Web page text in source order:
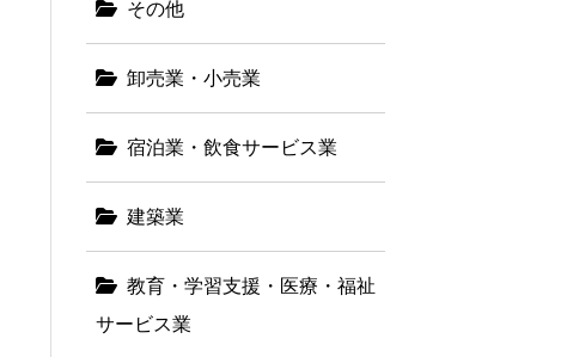
その他
卸売業・小売業
宿泊業・飲食サービス業
建築業
教育・学習支援・医療・福祉
サービス業